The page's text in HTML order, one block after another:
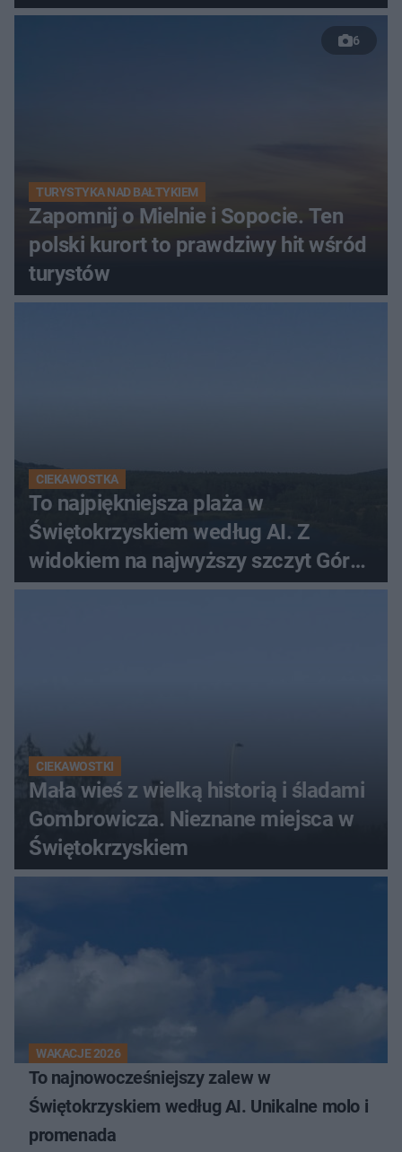
6
TURYSTYKA NAD BAŁTYKIEM
Zapomnij o Mielnie i Sopocie. Ten
polski kurort to prawdziwy hit wśród
turystów
CIEKAWOSTKA
To najpiękniejsza plaża w
Świętokrzyskiem według AI. Z
widokiem na najwyższy szczyt Gór
Świętokrzyskich
CIEKAWOSTKI
Mała wieś z wielką historią i śladami
Gombrowicza. Nieznane miejsca w
Świętokrzyskiem
WAKACJE 2026
To najnowocześniejszy zalew w
Świętokrzyskiem według AI. Unikalne molo i
promenada